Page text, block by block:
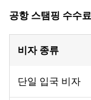
공항 스탬핑 수수료
비자 종류
단일 입국 비자